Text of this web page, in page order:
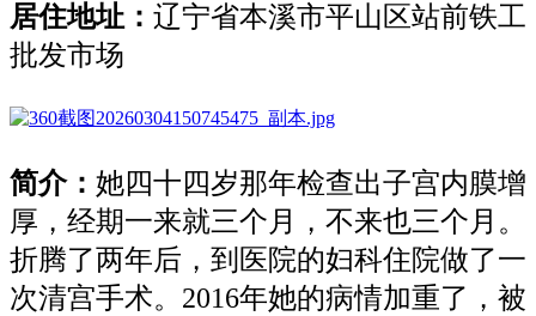
居住地址： 辽宁省本溪市平山区站前铁工
批发市场
简介： 她四十四岁那年检查出子宫内膜增
厚，经期一来就三个月，不来也三个月。
折腾了两年后，到医院的妇科住院做了一
次清宫手术。2016年她的病情加重了，被